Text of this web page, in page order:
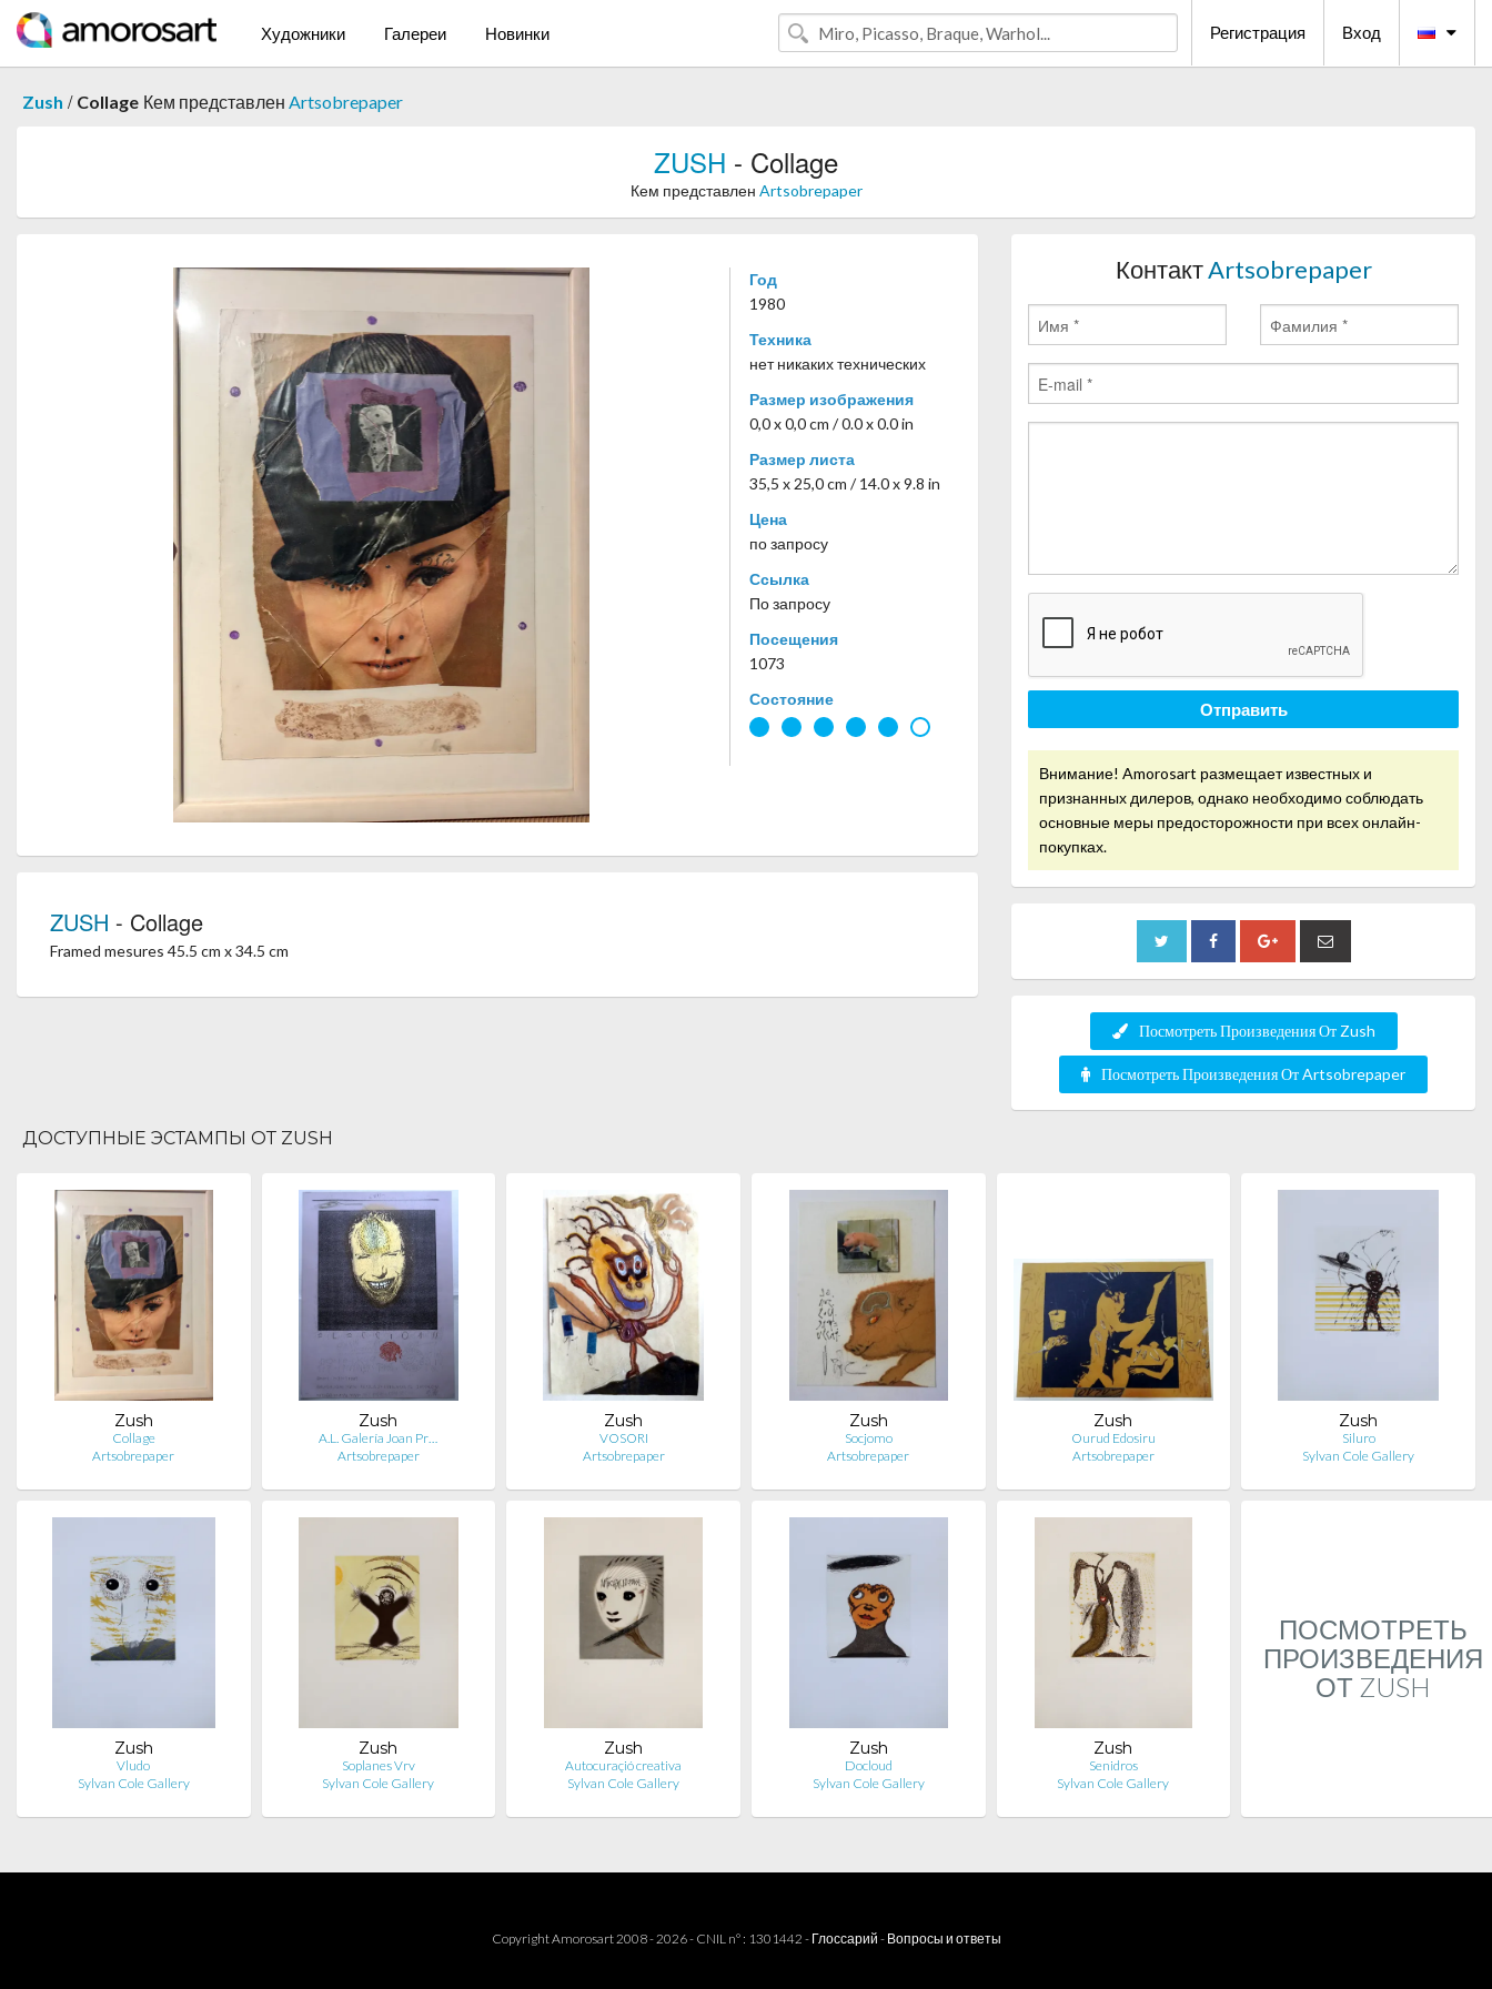
Художники Галереи Новинки Регистрация Вход
Zush / Collage Кем представлен Artsobrepaper
ZUSH - Collage
Кем представлен Artsobrepaper
Год
1980
Техника
нет никаких технических
Размер изображения
0,0 x 0,0 cm / 0.0 x 0.0 in
Размер листа
35,5 x 25,0 cm / 14.0 x 9.8 in
Цена
по запросу
Ссылка
По запросу
Посещения
1073
Состояние
ZUSH - Collage
Framed mesures 45.5 cm x 34.5 cm
КонтактArtsobrepaper
Отправить
Внимание! Amorosart размещает известных и
признанных дилеров, однако необходимо соблюдать
основные меры предосторожности при всех онлайн-
покупках.
Посмотреть Произведения От Zush
Посмотреть Произведения От Artsobrepaper
ДОСТУПНЫЕ ЭСТАМПЫ ОТ ZUSH
Zush
Collage
Artsobrepaper
Zush
A.L. Galería Joan Pr…
Artsobrepaper
Zush
VOSORI
Artsobrepaper
Zush
Socjomo
Artsobrepaper
Zush
Ourud Edosiru
Artsobrepaper
Zush
Siluro
Sylvan Cole Gallery
Zush
Vludo
Sylvan Cole Gallery
Zush
Soplanes Vrv
Sylvan Cole Gallery
Zush
Autocuraçió creativa
Sylvan Cole Gallery
Zush
Docloud
Sylvan Cole Gallery
Zush
Senidros
Sylvan Cole Gallery
ПОСМОТРЕТЬ
ПРОИЗВЕДЕНИЯ
ОТ ZUSH
Copyright Amorosart 2008 - 2026 - CNIL n° : 1301442 - Глоссарий - Вопросы и ответы